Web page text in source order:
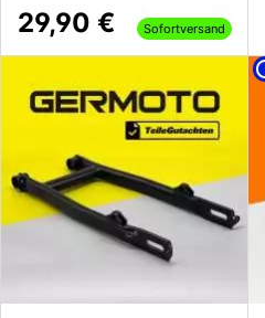
29,90 € Sofortversand